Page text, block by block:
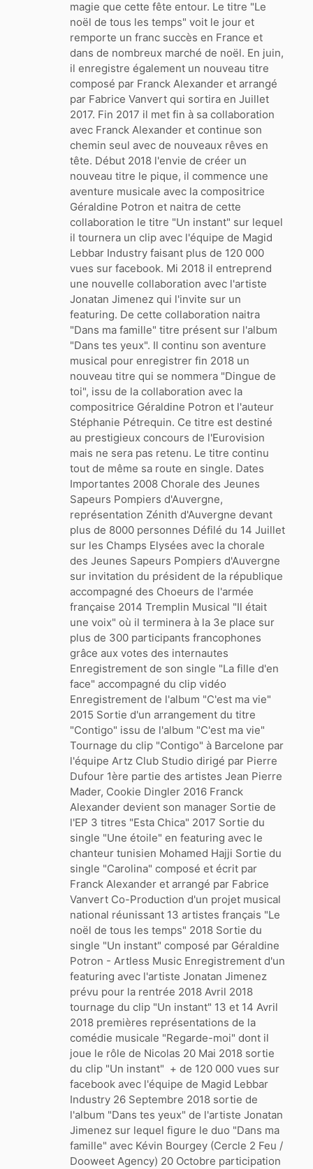
magie que cette fête entour. Le titre "Le
noël de tous les temps" voit le jour et
remporte un franc succès en France et
dans de nombreux marché de noël. En juin,
il enregistre également un nouveau titre
composé par Franck Alexander et arrangé
par Fabrice Vanvert qui sortira en Juillet
2017. Fin 2017 il met fin à sa collaboration
avec Franck Alexander et continue son
chemin seul avec de nouveaux rêves en
tête. Début 2018 l'envie de créer un
nouveau titre le pique, il commence une
aventure musicale avec la compositrice
Géraldine Potron et naitra de cette
collaboration le titre "Un instant" sur lequel
il tournera un clip avec l'équipe de Magid
Lebbar Industry faisant plus de 120 000
vues sur facebook. Mi 2018 il entreprend
une nouvelle collaboration avec l'artiste
Jonatan Jimenez qui l'invite sur un
featuring. De cette collaboration naitra
"Dans ma famille" titre présent sur l'album
"Dans tes yeux". Il continu son aventure
musical pour enregistrer fin 2018 un
nouveau titre qui se nommera "Dingue de
toi", issu de la collaboration avec la
compositrice Géraldine Potron et l'auteur
Stéphanie Pétrequin. Ce titre est destiné
au prestigieux concours de l'Eurovision
mais ne sera pas retenu. Le titre continu
tout de même sa route en single. Dates
Importantes 2008 Chorale des Jeunes
Sapeurs Pompiers d'Auvergne,
représentation Zénith d'Auvergne devant
plus de 8000 personnes Défilé du 14 Juillet
sur les Champs Elysées avec la chorale
des Jeunes Sapeurs Pompiers d'Auvergne
sur invitation du président de la république
accompagné des Choeurs de l'armée
française 2014 Tremplin Musical "Il était
une voix" où il terminera à la 3e place sur
plus de 300 participants francophones
grâce aux votes des internautes
Enregistrement de son single "La fille d'en
face" accompagné du clip vidéo
Enregistrement de l'album "C'est ma vie"
2015 Sortie d'un arrangement du titre
"Contigo" issu de l'album "C'est ma vie"
Tournage du clip "Contigo" à Barcelone par
l'équipe Artz Club Studio dirigé par Pierre
Dufour 1ère partie des artistes Jean Pierre
Mader, Cookie Dingler 2016 Franck
Alexander devient son manager Sortie de
l'EP 3 titres "Esta Chica" 2017 Sortie du
single "Une étoile" en featuring avec le
chanteur tunisien Mohamed Hajji Sortie du
single "Carolina" composé et écrit par
Franck Alexander et arrangé par Fabrice
Vanvert Co-Production d'un projet musical
national réunissant 13 artistes français "Le
noël de tous les temps" 2018 Sortie du
single "Un instant" composé par Géraldine
Potron - Artless Music Enregistrement d'un
featuring avec l'artiste Jonatan Jimenez
prévu pour la rentrée 2018 Avril 2018
tournage du clip "Un instant" 13 et 14 Avril
2018 premières représentations de la
comédie musicale "Regarde-moi" dont il
joue le rôle de Nicolas 20 Mai 2018 sortie
du clip "Un instant" + de 120 000 vues sur
facebook avec l'équipe de Magid Lebbar
Industry 26 Septembre 2018 sortie de
l'album "Dans tes yeux" de l'artiste Jonatan
Jimenez sur lequel figure le duo "Dans ma
famille" avec Kévin Bourgey (Cercle 2 Feu /
Dooweet Agency) 20 Octobre participation